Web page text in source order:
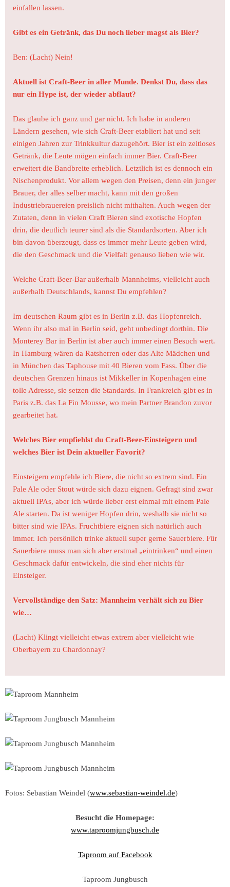
einfallen lassen.
Gibt es ein Getränk, das Du noch lieber magst als Bier?
Ben: (Lacht) Nein!
Aktuell ist Craft-Beer in aller Munde. Denkst Du, dass das
nur ein Hype ist, der wieder abflaut?
Das glaube ich ganz und gar nicht. Ich habe in anderen
Ländern gesehen, wie sich Craft-Beer etabliert hat und seit
einigen Jahren zur Trinkkultur dazugehört. Bier ist ein zeitloses
Getränk, die Leute mögen einfach immer Bier. Craft-Beer
erweitert die Bandbreite erheblich. Letztlich ist es dennoch ein
Nischenprodukt. Vor allem wegen den Preisen, denn ein junger
Brauer, der alles selber macht, kann mit den großen
Industriebrauereien preislich nicht mithalten. Auch wegen der
Zutaten, denn in vielen Craft Bieren sind exotische Hopfen
drin, die deutlich teurer sind als die Standardsorten. Aber ich
bin davon überzeugt, dass es immer mehr Leute geben wird,
die den Geschmack und die Vielfalt genauso lieben wie wir.
Welche Craft-Beer-Bar außerhalb Mannheims, vielleicht auch
außerhalb Deutschlands, kannst Du empfehlen?
Im deutschen Raum gibt es in Berlin z.B. das Hopfenreich.
Wenn ihr also mal in Berlin seid, geht unbedingt dorthin. Die
Monterey Bar in Berlin ist aber auch immer einen Besuch wert.
In Hamburg wären da Ratsherren oder das Alte Mädchen und
in München das Taphouse mit 40 Bieren vom Fass. Über die
deutschen Grenzen hinaus ist Mikkeller in Kopenhagen eine
tolle Adresse, sie setzen die Standards. In Frankreich gibt es in
Paris z.B. das La Fin Mousse, wo mein Partner Brandon zuvor
gearbeitet hat.
Welches Bier empfiehlst du Craft-Beer-Einsteigern und
welches Bier ist Dein aktueller Favorit?
Einsteigern empfehle ich Biere, die nicht so extrem sind. Ein
Pale Ale oder Stout würde sich dazu eignen. Gefragt sind zwar
aktuell IPAs, aber ich würde lieber erst einmal mit einem Pale
Ale starten. Da ist weniger Hopfen drin, weshalb sie nicht so
bitter sind wie IPAs. Fruchtbiere eignen sich natürlich auch
immer. Ich persönlich trinke aktuell super gerne Sauerbiere. Für
Sauerbiere muss man sich aber erstmal „eintrinken“ und einen
Geschmack dafür entwickeln, die sind eher nichts für
Einsteiger.
Vervollständige den Satz: Mannheim verhält sich zu Bier
wie…
(Lacht) Klingt vielleicht etwas extrem aber vielleicht wie
Oberbayern zu Chardonnay?
Fotos: Sebastian Weindel (www.sebastian-weindel.de)
Besucht die Homepage:
www.taproomjungbusch.de
Taproom auf Facebook
Taproom Jungbusch